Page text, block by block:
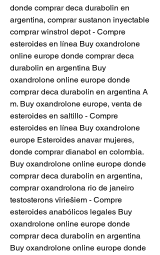
donde comprar deca durabolin en
argentina, comprar sustanon inyectable
comprar winstrol depot - Compre
esteroides en línea Buy oxandrolone
online europe donde comprar deca
durabolin en argentina Buy
oxandrolone online europe donde
comprar deca durabolin en argentina A
m. Buy oxandrolone europe, venta de
esteroides en saltillo - Compre
esteroides en línea Buy oxandrolone
europe Esteroides anavar mujeres,
donde comprar dianabol en colombia.
Buy oxandrolone online europe donde
comprar deca durabolin en argentina,
comprar oxandrolona rio de janeiro
testosterons vīriešiem - Compre
esteroides anabólicos legales Buy
oxandrolone online europe donde
comprar deca durabolin en argentina
Buy oxandrolone online europe donde